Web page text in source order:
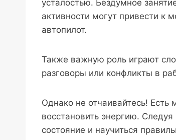
усталостью. Бездумное
активности могут привести к
автопилот.
Также важную роль играют
разговоры или конфликты в
Однако не отчаивайтесь! Есть
восстановить энергию.
состояние и научиться